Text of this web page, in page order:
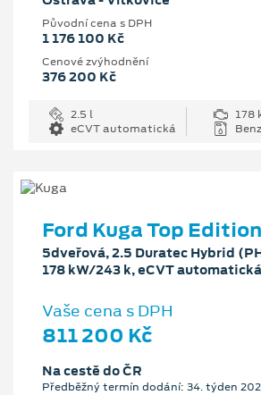
Původní cena s DPH
1 176 100 Kč
Cenové zvýhodnění
376 200 Kč
2.5 l
178
eCVT automatická
Ford Kuga Top Edition
5dveřová, 2.5 Duratec Hybrid
178 kW/243 k, eCVT automatická
Vaše cena s DPH
811 200 Kč
Na cestě do ČR
Předběžný termín dodání: 34. týden